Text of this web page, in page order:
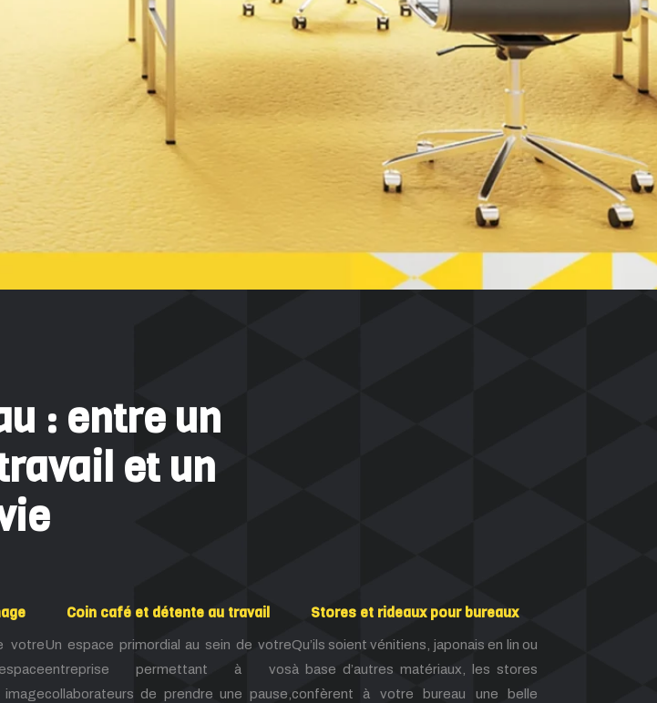
: entre un
et un
votre
image
Coin café et détente au travail
Un espace primordial au sein de votre
entreprise permettant à vos
collaborateurs de prendre une pause,
Stores et rideaux pour bureaux
Qu’ils soient vénitiens, japonais en lin ou
à base d’autres matériaux, les stores
confèrent à votre bureau une belle